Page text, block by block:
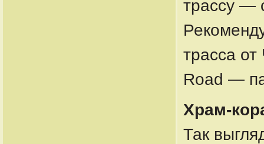
трассу —
трасса
Road —
Храм-
Так